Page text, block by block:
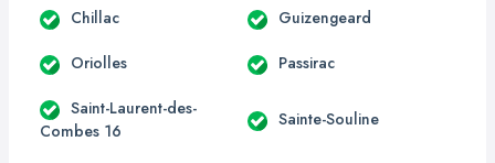
Chillac Guizengeard
Oriolles Passirac
Saint-Laurent-des-
Combes 16
Sainte-Souline